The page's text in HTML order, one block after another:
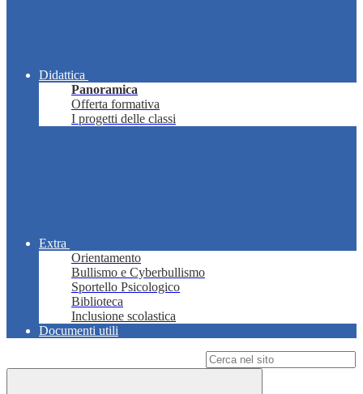
Didattica
Panoramica
Offerta formativa
I progetti delle classi
Extra
Orientamento
Bullismo e Cyberbullismo
Sportello Psicologico
Biblioteca
Inclusione scolastica
Documenti utili